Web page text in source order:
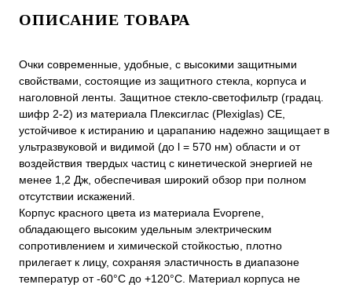
ОПИСАНИЕ ТОВАРА
Очки современные, удобные, с высокими защитными
свойствами, состоящие из защитного стекла, корпуса и
наголовной ленты. Защитное стекло-светофильтр (градац.
шифр 2-2) из материала Плексиглас (Plexiglas) СЕ,
устойчивое к истиранию и царапанию надежно защищает в
ультразвуковой и видимой (до l = 570 нм) области и от
воздействия твердых частиц с кинетической энергией не
менее 1,2 Дж, обеспечивая широкий обзор при полном
отсутствии искажений.
Корпус красного цвета из материала Evoprene,
обладающего высоким удельным электрическим
сопротивлением и химической стойкостью, плотно
прилегает к лицу, сохраняя эластичность в диапазоне
температур от -60°С до +120°С. Материал корпуса не